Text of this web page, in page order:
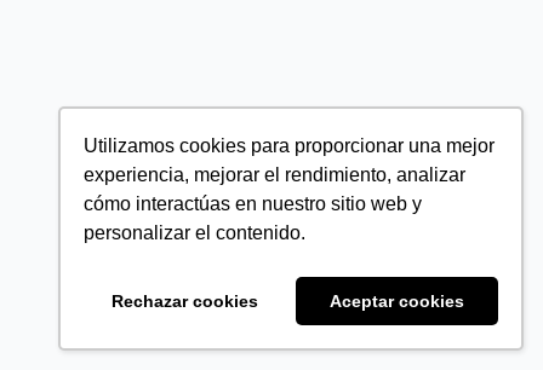
Utilizamos cookies para proporcionar una mejor
experiencia, mejorar el rendimiento, analizar
cómo interactúas en nuestro sitio web y
personalizar el contenido.
Rechazar cookies Aceptar cookies